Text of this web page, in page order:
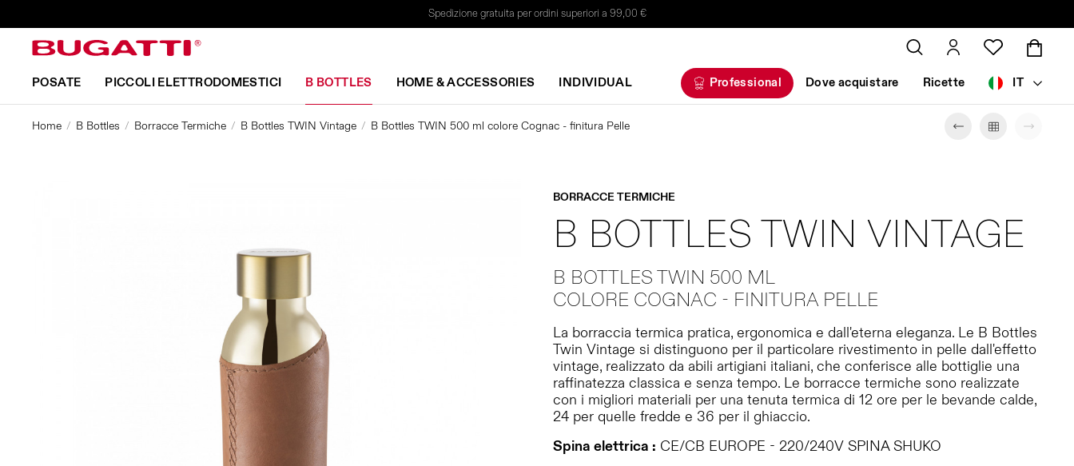
Spedizione gratuita per ordini superiori a 99,00 €
POSATE PICCOLI ELETTRODOMESTICI B BOTTLES HOME & ACCESSORIES INDIVIDUAL Professional Dove acquistare Ricette IT
Home B Bottles Borracce Termiche B Bottles TWIN Vintage B Bottles TWIN 500 ml colore Cognac - finitura Pelle
BORRACCE TERMICHE
B BOTTLES TWIN VINTAGE
B BOTTLES TWIN 500 ML
COLORE COGNAC - FINITURA PELLE
La borraccia termica pratica, ergonomica e dall'eterna eleganza. Le B Bottles
Twin Vintage si distinguono per il particolare rivestimento in pelle dall'effetto
vintage, realizzato da abili artigiani italiani, che conferisce alle bottiglie una
raffinatezza classica e senza tempo. Le borracce termiche sono realizzate
con i migliori materiali per una tenuta termica di 12 ore per le bevande calde,
24 per quelle fredde e 36 per il ghiaccio.
Spina elettrica : CE/CB EUROPE - 220/240V SPINA SHUKO